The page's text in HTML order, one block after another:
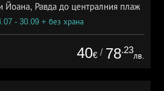
Йоана, Равда до централния плаж
- 30.09 + без храна
40€ / 78.23
лв.